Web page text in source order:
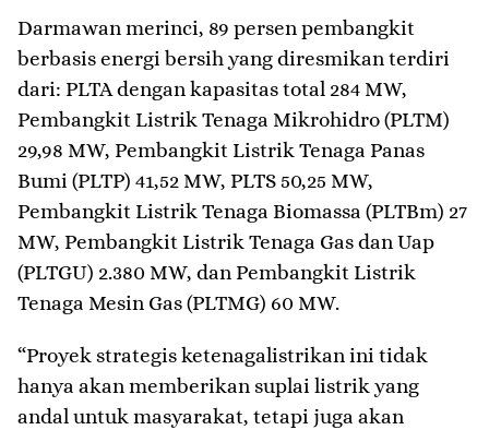
Darmawan merinci, 89 persen pembangkit
berbasis energi bersih yang diresmikan terdiri
dari: PLTA dengan kapasitas total 284 MW,
Pembangkit Listrik Tenaga Mikrohidro (PLTM)
29,98 MW, Pembangkit Listrik Tenaga Panas
Bumi (PLTP) 41,52 MW, PLTS 50,25 MW,
Pembangkit Listrik Tenaga Biomassa (PLTBm) 27
MW, Pembangkit Listrik Tenaga Gas dan Uap
(PLTGU) 2.380 MW, dan Pembangkit Listrik
Tenaga Mesin Gas (PLTMG) 60 MW.
“Proyek strategis ketenagalistrikan ini tidak
hanya akan memberikan suplai listrik yang
andal untuk masyarakat, tetapi juga akan